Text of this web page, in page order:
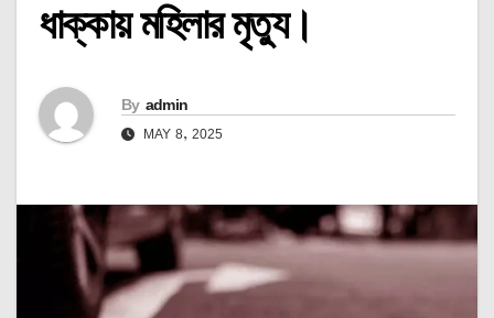
ধাক্কায় মহিলার মৃত্যু।
By admin
MAY 8, 2025